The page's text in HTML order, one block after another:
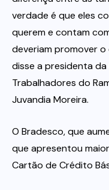
verdade é que eles
querem e contam
deveriam promover o
disse a presidenta
Trabalhadores do
Juvandia Moreira.
O Bradesco, que
que apresentou
Cartão de Crédito